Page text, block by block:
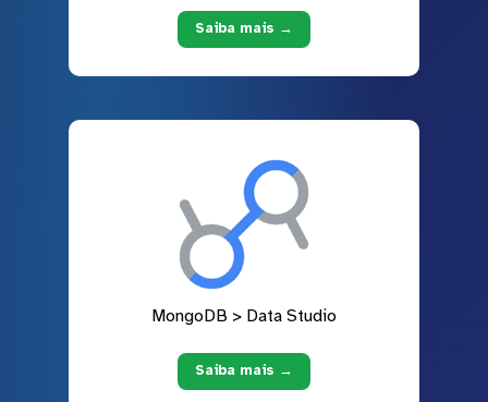
Saiba mais →
MongoDB > Data Studio
Saiba mais →